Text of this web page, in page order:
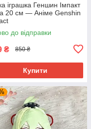
іграшка Геншин Імпакт
20 см — Аніме Genshin
до відправки
₴ 850 ₴
Купити